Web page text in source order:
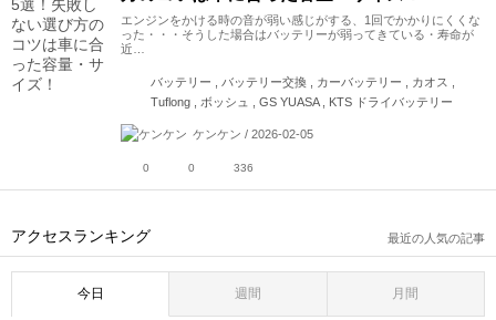
エンジンをかける時の音が弱い感じがする、1回でかかりにくくな
った・・・そうした場合はバッテリーが弱ってきている・寿命が
近…
バッテリー , バッテリー交換 , カーバッテリー , カオス ,
Tuflong , ボッシュ , GS YUASA , KTS ドライバッテリー
ケンケン / 2026-02-05
0 0 336
アクセスランキング 最近の人気の記事
今日 週間 月間